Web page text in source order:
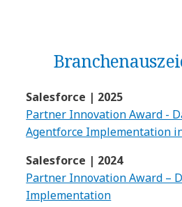
Salesforce | 2025
Partner Innovation Award -
Agentforce Implementation
Salesforce | 2024
Partner Innovation Award –
Implementation